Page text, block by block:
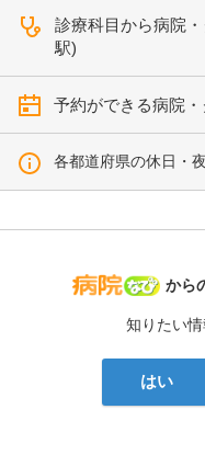
診療科目から病院
駅)
予約ができる病院
各都道府県の休日・
病院
から
知りたい
はい